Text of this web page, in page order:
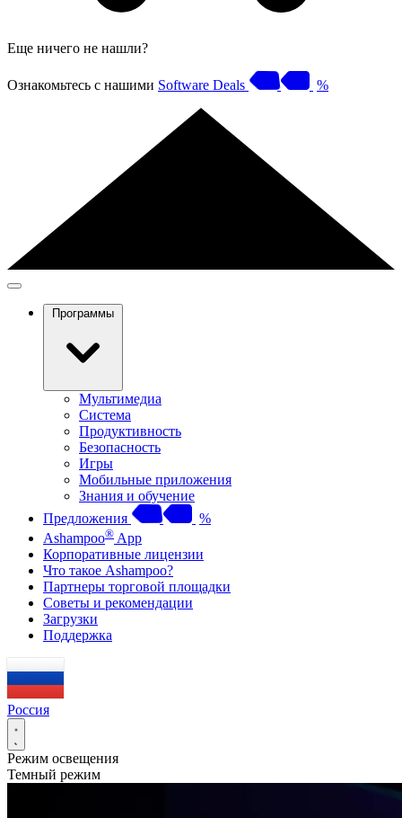
Еще ничего не нашли?
Ознакомьтесь с нашими Software Deals %
Программы
Мультимедиа
Система
Продуктивность
Безопасность
Игры
Мобильные приложения
Знания и обучение
Предложения
%
Ashampoo® App
Корпоративные лицензии
Что такое Ashampoo?
Партнеры торговой площадки
Советы и рекомендации
Загрузки
Поддержка
Россия
Режим освещения
Темный режим